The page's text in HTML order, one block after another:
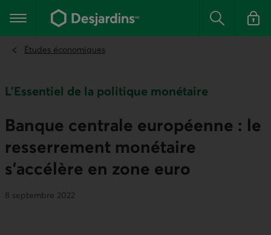
contenu
Menu principal Rechercher
Se
Études économiques
L'Essentiel de la politique monétaire
Banque centrale européenne : le
resserrement monétaire
s’accélère en zone euro
8 septembre 2022